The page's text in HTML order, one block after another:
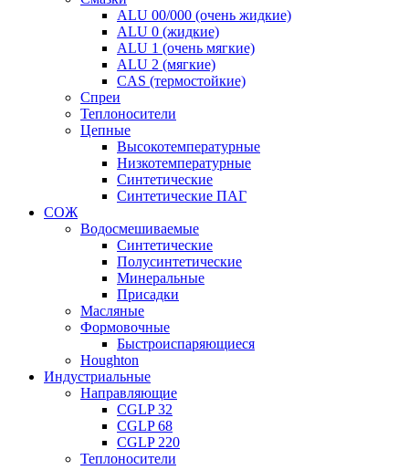
ALU 00/000 (очень жидкие)
ALU 0 (жидкие)
ALU 1 (очень мягкие)
ALU 2 (мягкие)
CAS (термостойкие)
Спреи
Теплоносители
Цепные
Высокотемпературные
Низкотемпературные
Синтетические
Синтетические ПАГ
СОЖ
Водосмешиваемые
Синтетические
Полусинтетические
Минеральные
Присадки
Масляные
Формовочные
Быстроиспаряющиеся
Houghton
Индустриальные
Направляющие
CGLP 32
CGLP 68
CGLP 220
Теплоносители